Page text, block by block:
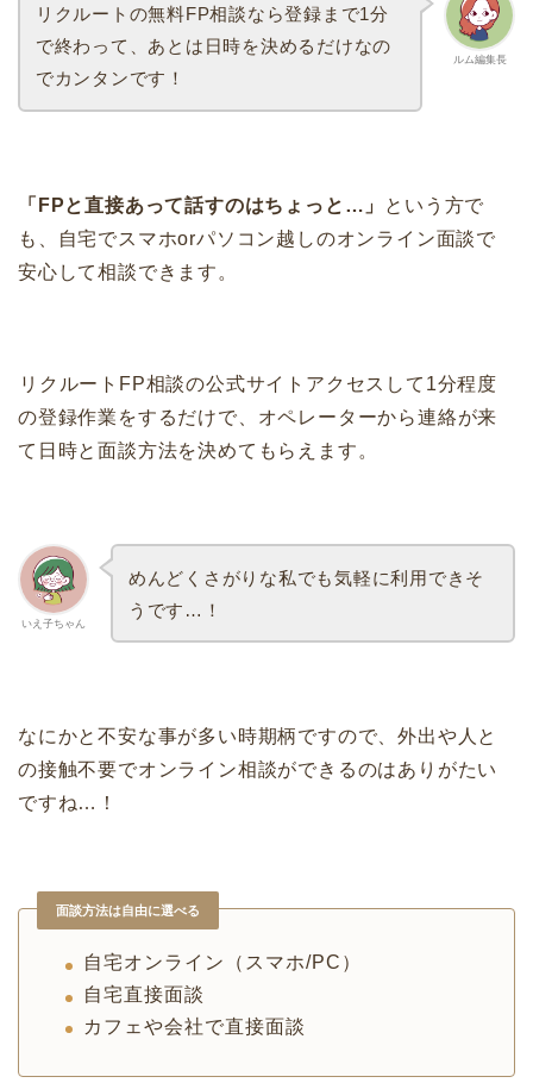
ルム編集長
リクルートの無料FP相談なら登録まで1分
で終わって、あとは日時を決めるだけなの
でカンタンです！
「FPと直接あって話すのはちょっと…」
という方で
も、自宅でスマホorパソコン越しのオンライン面談で
安心して相談できます。
リクルートFP相談の公式サイトアクセスして1分程度
の登録作業をするだけで、オペレーターから連絡が来
て日時と面談方法を決めてもらえます。
いえ子ちゃん
めんどくさがりな私でも気軽に利用できそ
うです…！
なにかと不安な事が多い時期柄ですので、外出や人と
の接触不要でオンライン相談ができるのはありがたい
ですね…！
面談方法は自由に選べる
自宅オンライン（スマホ/PC）
自宅直接面談
カフェや会社で直接面談